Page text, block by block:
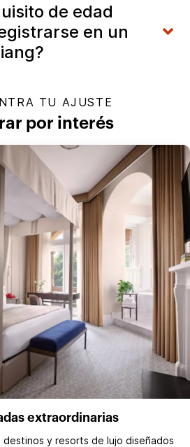
de edad
en un
TU AJUSTE
por interés
extraordinarias
destinos y resorts de lujo diseñados